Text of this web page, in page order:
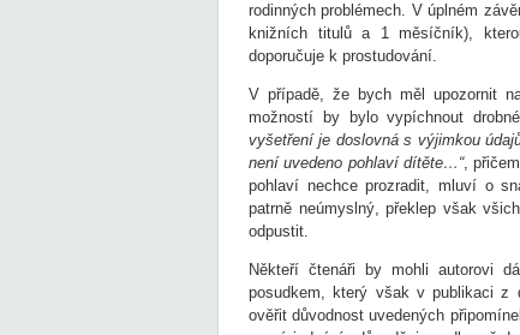
rodinných problémech. V úplném
knižních titulů a 1 měsíčník),
doporučuje k prostudování.
V případě, že bych měl upozornit
možností by bylo vypíchnout
vyšetření je doslovná s výjimkou
není uvedeno pohlaví dítěte…“,
pohlaví nechce prozradit, mluví o
patrně neúmyslný, překlep však
odpustit.
Někteří čtenáři by mohli autorovi
posudkem, který však v publikaci z
ověřit důvodnost uvedených